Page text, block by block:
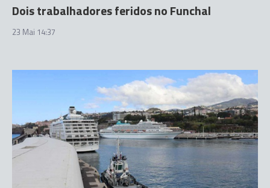
Dois trabalhadores feridos no Funchal
23 Mai 14:37